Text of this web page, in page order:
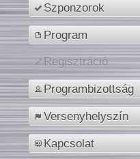
Szponzorok
Program
Regisztráció
Programbizottság
Versenyhelyszín
Kapcsolat